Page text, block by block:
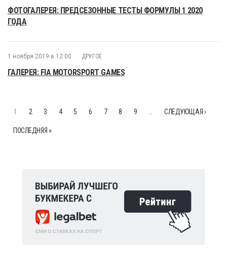
ФОТОГАЛЕРЕЯ: ПРЕДСЕЗОННЫЕ ТЕСТЫ ФОРМУЛЫ 1 2020
ГОДА
1 ноября 2019 в 12:00 ДРУГОЕ
ГАЛЕРЕЯ: FIA MOTORSPORT GAMES
1 2 3 4 5 6 7 8 9 СЛЕДУЮЩАЯ ›
ПОСЛЕДНЯЯ »